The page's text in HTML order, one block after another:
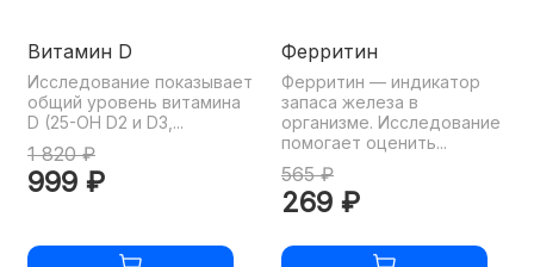
Витамин D
Исследование показывает
общий уровень витамина
D (25-OH D2 и D3,...
1 820 ₽
999 ₽
Ферритин
Ферритин — индикатор
запаса железа в
организме. Исследование
помогает оценить...
565 ₽
269 ₽